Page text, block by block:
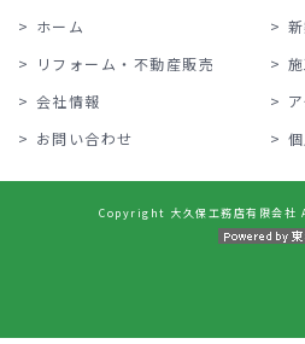
ホーム
リフォーム・不動産販売
会社情報
お問い合わせ
Copyright 大久保工務店有限会